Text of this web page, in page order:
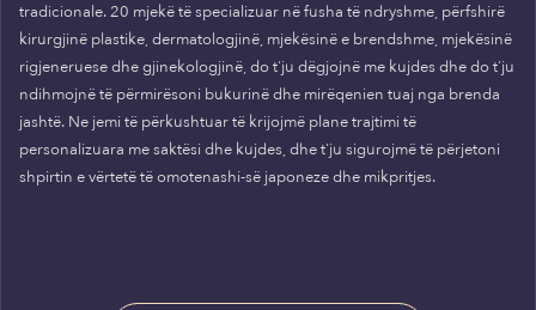
tradicionale. 20 mjekë të specializuar në fusha të ndryshme, përfshirë
kirurgjinë plastike, dermatologjinë, mjekësinë e brendshme, mjekësinë
rigjeneruese dhe gjinekologjinë, do t'ju dëgjojnë me kujdes dhe do t'ju
ndihmojnë të përmirësoni bukurinë dhe mirëqenien tuaj nga brenda
jashtë. Ne jemi të përkushtuar të krijojmë plane trajtimi të
personalizuara me saktësi dhe kujdes, dhe t'ju sigurojmë të përjetoni
shpirtin e vërtetë të omotenashi-së japoneze dhe mikpritjes.